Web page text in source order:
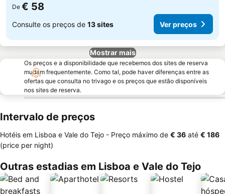
De € 58
Consulte os preços de 13 sites Ver preços
Mostrar mais
Os preços e a disponibilidade que recebemos dos sites de reserva
mudam frequentemente. Como tal, pode haver diferenças entre as
ofertas que consulta no trivago e os preços que estão disponíveis
nos sites de reserva.
Intervalo de preços
Hotéis em Lisboa e Vale do Tejo - Preço máximo de ‎€ 36 até ‎€ 186
(price per night)
Outras estadias em Lisboa e Vale do Tejo